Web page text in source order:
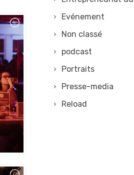
Evénement
Non classé
podcast
Portraits
Presse-media
Reload